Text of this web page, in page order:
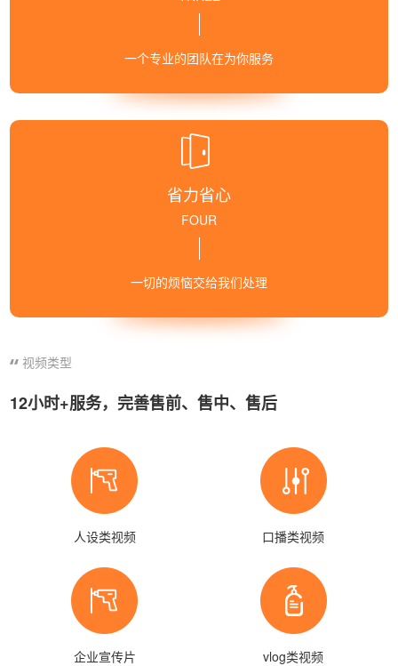
一个专业的团队在为你服务
省力省心
FOUR
一切的烦恼交给我们处理
视频类型
12小时+服务，完善售前、售中、售后
人设类视频 口播类视频
企业宣传片 vlog类视频